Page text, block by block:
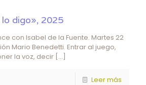
digo», 2025
con Isabel de la Fuente. Martes 22
Mario Benedetti. Entrar al juego,
la voz, decir […]
Leer más